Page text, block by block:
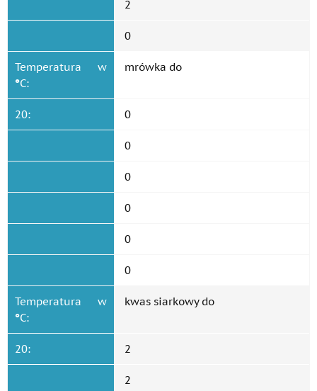
2
0
Temperatura w
°C:
mrówka do
20: 0
0
0
0
0
0
Temperatura w
°C:
kwas siarkowy do
20: 2
2